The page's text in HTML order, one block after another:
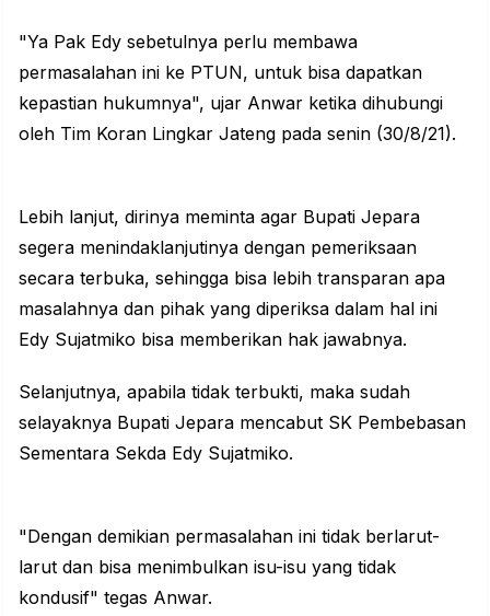
"Ya Pak Edy sebetulnya perlu membawa
permasalahan ini ke PTUN, untuk bisa dapatkan
kepastian hukumnya", ujar Anwar ketika dihubungi
oleh Tim Koran Lingkar Jateng pada senin (30/8/21).
Lebih lanjut, dirinya meminta agar Bupati Jepara
segera menindaklanjutinya dengan pemeriksaan
secara terbuka, sehingga bisa lebih transparan apa
masalahnya dan pihak yang diperiksa dalam hal ini
Edy Sujatmiko bisa memberikan hak jawabnya.
Selanjutnya, apabila tidak terbukti, maka sudah
selayaknya Bupati Jepara mencabut SK Pembebasan
Sementara Sekda Edy Sujatmiko.
"Dengan demikian permasalahan ini tidak berlarut-
larut dan bisa menimbulkan isu-isu yang tidak
kondusif" tegas Anwar.